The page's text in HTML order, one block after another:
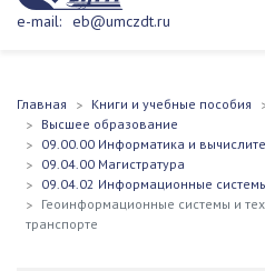
e-mail: eb@umczdt.ru
Главная Книги и учебные пособия
Высшее образование
09.00.00 Информатика и
09.04.00 Магистратура
09.04.02 Информационные
Геоинформационные системы и
транспорте